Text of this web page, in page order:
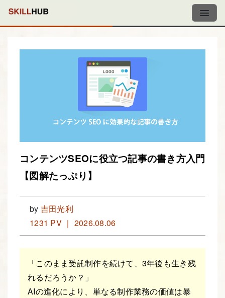
コンテンツSEOに役立つ記事の書き方入門
【図解たっぷり】
by 吉田光利
1231 PV ｜ 2026.08.06
「このまま受託制作を続けて、3年後も生き残
れるだろうか？」
AIの進化により、単なる制作業務の価値は暴